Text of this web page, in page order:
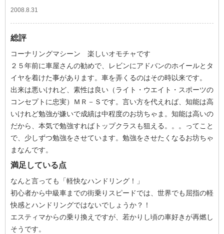
2008.8.31
総評
コーナリングマシーン 楽しいオモチャです
２５年前に車屋さんの勧めで、レビンにアドバンのホイールとタ
イヤを着けた事があります。車を弄くるのはその時以来です。
出来は悪いけれど、素性は良い（ライト・ウエイト・スポーツの
コンセプトに忠実）ＭＲ－Ｓです。言い方を代えれば、知能は高
いけれど勉強が嫌いで成績は中程度のお坊ちゃま。知能は高いの
だから、本気で勉強すればトップクラスも狙える。。。ってこと
で、少しずつ勉強をさせています。勉強をさせたくなるお坊ちゃ
まなんです。
満足している点
なんと言っても「軽快なハンドリング！」
初心者から中級車までの街乗りスピードでは、世界でも屈指の軽
快感とハンドリングではないでしょうか？！
エスティマからの乗り換えですが、若かりし頃の車好きが再燃し
そうです。